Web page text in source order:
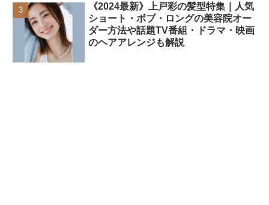
《2024最新》上戸彩の髪型特集｜人気
ショート・ボブ・ロングの美容院オー
ダー方法や話題TV番組・ドラマ・映画
のヘアアレンジも解説